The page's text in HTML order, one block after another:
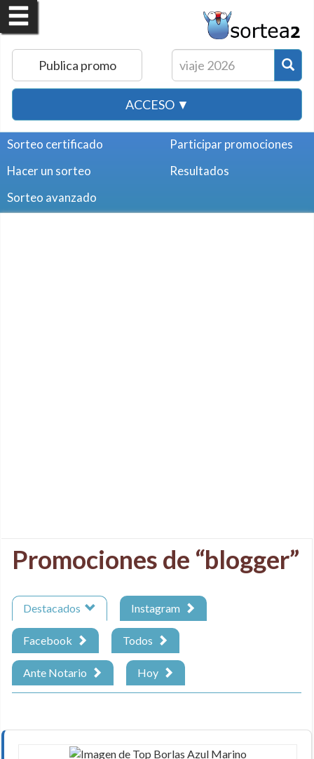
Publica promo
ACCESO ▼
Sorteo certificado
Hacer un sorteo
Sorteo avanzado
Participar promociones
Resultados
Promociones de “blogger”
Destacados Instagram
Facebook Todos
Ante Notario Hoy